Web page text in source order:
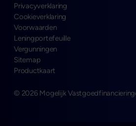
© 2026 Mogelijk
Privacyverklaring
Cookieverklaring
Voorwaarden
Leningportefeuille
Vergunningen
Sitemap
Productkaart